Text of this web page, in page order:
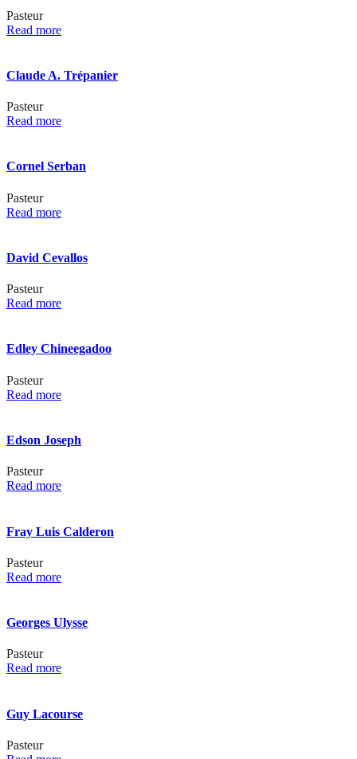
Pasteur
Read more
Claude A. Trépanier
Pasteur
Read more
Cornel Serban
Pasteur
Read more
David Cevallos
Pasteur
Read more
Edley Chineegadoo
Pasteur
Read more
Edson Joseph
Pasteur
Read more
Fray Luis Calderon
Pasteur
Read more
Georges Ulysse
Pasteur
Read more
Guy Lacourse
Pasteur